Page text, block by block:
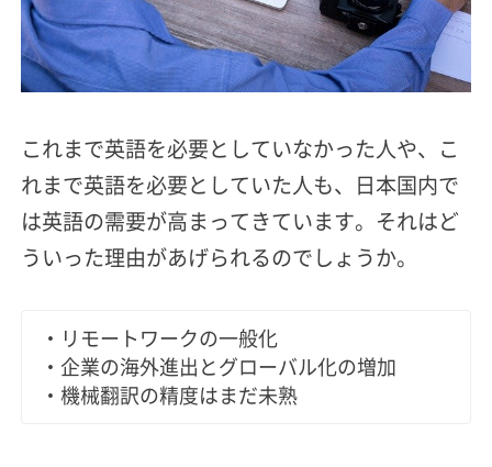
これまで英語を必要としていなかった人や、こ
れまで英語を必要としていた人も、日本国内で
は英語の需要が高まってきています。それはど
ういった理由があげられるのでしょうか。
・リモートワークの一般化
・企業の海外進出とグローバル化の増加
・機械翻訳の精度はまだ未熟